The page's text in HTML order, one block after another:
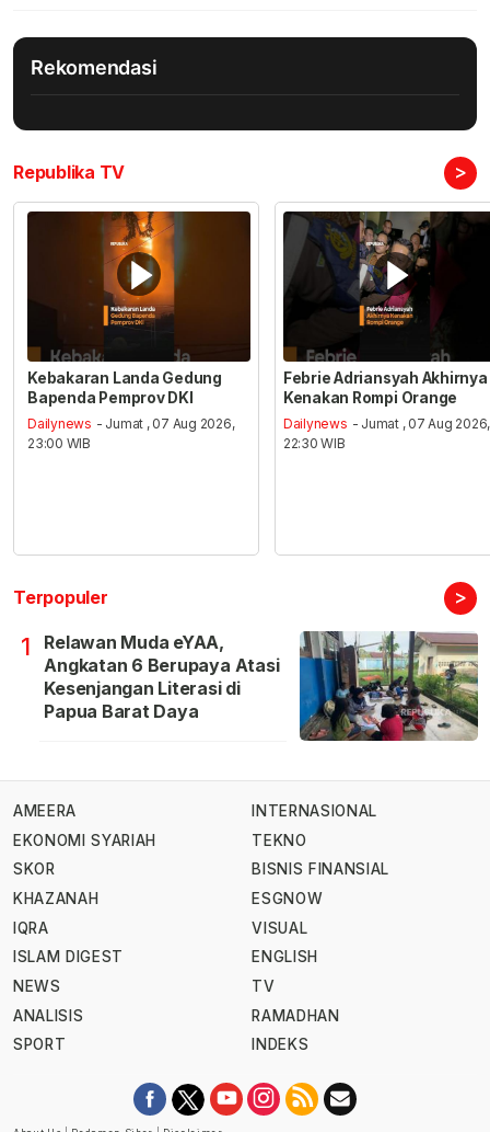
Rekomendasi
Republika TV >
Kebakaran Landa Gedung
Bapenda Pemprov DKI
Dailynews - Jumat , 07 Aug 2026,
23:00 WIB
Febrie Adriansyah Akhirnya
Kenakan Rompi Orange
Dailynews - Jumat , 07 Aug 2026,
22:30 WIB
Terpopuler >
1
Relawan Muda eYAA,
Angkatan 6 Berupaya Atasi
Kesenjangan Literasi di
Papua Barat Daya
AMEERA
EKONOMI SYARIAH
SKOR
KHAZANAH
IQRA
ISLAM DIGEST
NEWS
ANALISIS
SPORT
INTERNASIONAL
TEKNO
BISNIS FINANSIAL
ESGNOW
VISUAL
ENGLISH
TV
RAMADHAN
INDEKS